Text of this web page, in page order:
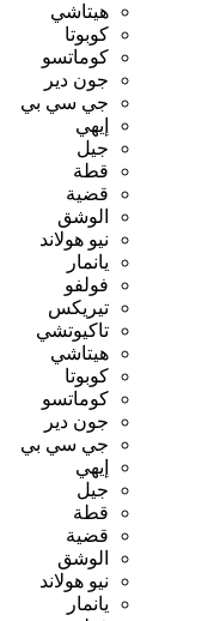
هيتاشي
كوبوتا
كوماتسو
جون دير
جي سي بي
إيهي
جيل
قطة
قضية
الوشق
نيو هولاند
يانمار
فولفو
تيريكس
تاكيوتشي
هيتاشي
كوبوتا
كوماتسو
جون دير
جي سي بي
إيهي
جيل
قطة
قضية
الوشق
نيو هولاند
يانمار